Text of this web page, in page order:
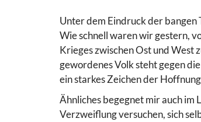
Unter dem Eindruck der bangen
Wie schnell waren wir gestern,
Krieges zwischen Ost und West
gewordenes Volk steht gegen
ein starkes Zeichen der
Ähnliches begegnet mir auch im
Verzweiflung versuchen, sich